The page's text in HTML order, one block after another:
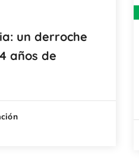
un derroche
años de